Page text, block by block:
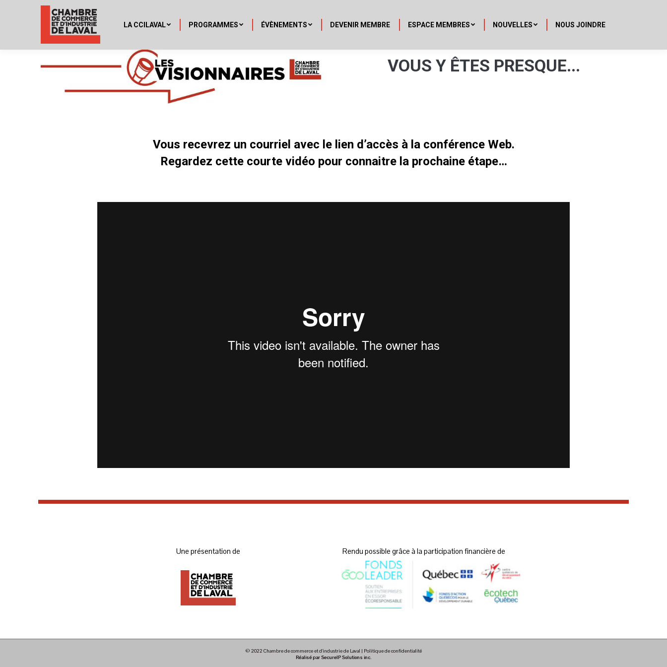
LA CCILAVAL PROGRAMMES ÉVÈNEMENTS DEVENIR MEMBRE ESPACE MEMBRES NOUVELLES NOUS JOINDRE
VOUS Y ÊTES PRESQUE...
Vous recevrez un courriel avec le lien d’accès à la conférence Web.
Regardez cette courte vidéo pour connaitre la prochaine étape…
Une présentation de Rendu possible grâce à la participation financière de
© 2022 Chambre de commerce et d'industrie de Laval | Politique de confidentialité
Réalisé par SecureIP Solutions inc.